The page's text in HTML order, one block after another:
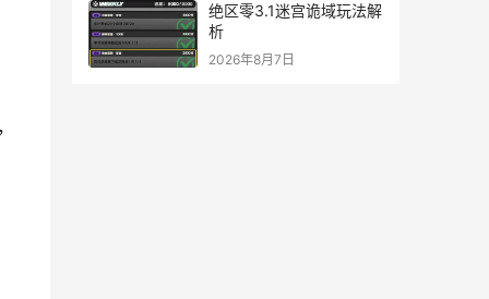
绝区零3.1迷宫诡域玩法解
析
2026年8月7日